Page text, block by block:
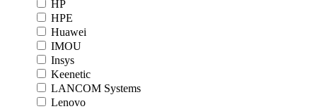
HP
HPE
Huawei
IMOU
Insys
Keenetic
LANCOM Systems
Lenovo